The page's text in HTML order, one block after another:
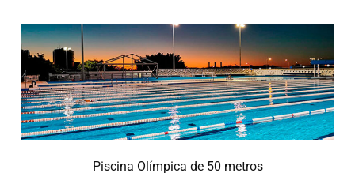
Piscina Olímpica de 50 metros